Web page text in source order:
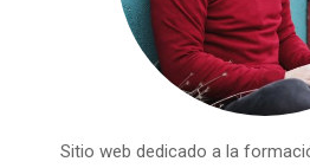
Sitio web dedicado a la